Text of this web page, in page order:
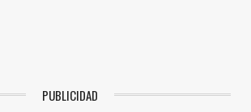
PUBLICIDAD